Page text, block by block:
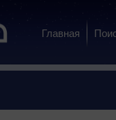
Главная